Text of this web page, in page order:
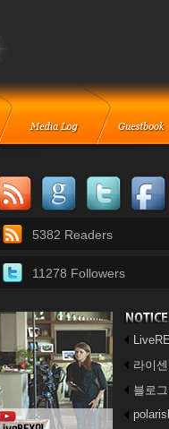
5382 Readers
11278 Followers
라이
블로